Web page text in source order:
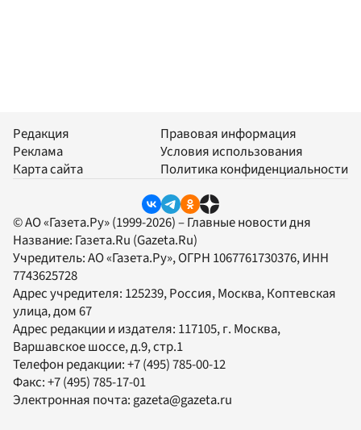
Редакция
Реклама
Карта сайта
Правовая информация
Условия использования
Политика конфиденциальности
© АО «Газета.Ру» (1999-2026) – Главные новости дня
Название: Газета.Ru (Gazeta.Ru)
Учредитель:АО «Газета.Ру», ОГРН 1067761730376, ИНН
7743625728
Адрес учредителя: 125239, Россия, Москва, Коптевская
улица, дом 67
Адрес редакции и издателя: 117105, г. Москва,
Варшавское шоссе, д.9, стр.1
Телефон редакции:+7 (495) 785-00-12
Факс:+7 (495) 785-17-01
Электронная почта: gazeta@gazeta.ru